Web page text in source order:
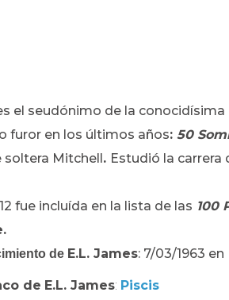
el seudónimo de la
furor en los últimos años: 50
soltera Mitchell. Estudió la carrera
fue incluída en la lista de las 100
de E.L. James: 7/03/1963
de E.L. James: Piscis